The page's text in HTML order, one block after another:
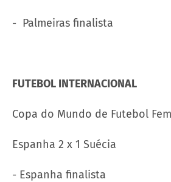
- Palmeiras finalista
FUTEBOL INTERNACIONAL
Copa do Mundo de Futebol
Espanha 2 x 1 Suécia
- Espanha finalista